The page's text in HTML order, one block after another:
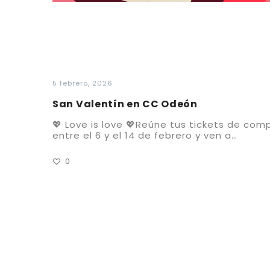
5 febrero, 2026
San Valentín en CC Odeón
💖 Love is love 💖Reúne tus tickets de
entre el 6 y el 14 de febrero y ven a…
0